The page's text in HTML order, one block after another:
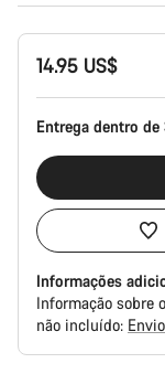
Configuração
14.95 US$
Entrega dentro
Informações
Informação sobre
não incluído: